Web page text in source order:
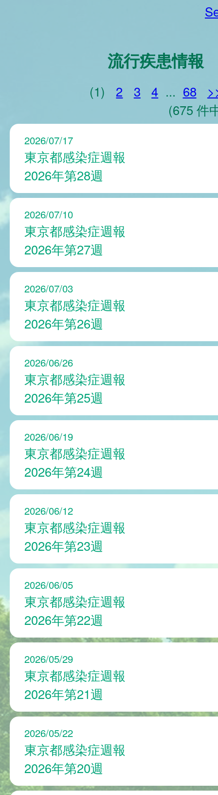
流行疾患情報
(1) 2 3 4 ... 68
(675 件
2026/07/17
東京都感染症週報
2026年第28週
2026/07/10
東京都感染症週報
2026年第27週
2026/07/03
東京都感染症週報
2026年第26週
2026/06/26
東京都感染症週報
2026年第25週
2026/06/19
東京都感染症週報
2026年第24週
2026/06/12
東京都感染症週報
2026年第23週
2026/06/05
東京都感染症週報
2026年第22週
2026/05/29
東京都感染症週報
2026年第21週
2026/05/22
東京都感染症週報
2026年第20週